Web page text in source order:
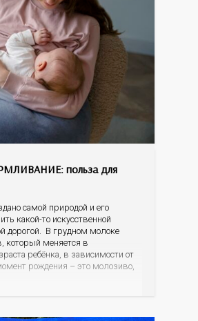
польза для
самой природой и его
какой-то искусственной
дорогой. В грудном молоке
который меняется в
ребёнка, в зависимости от
рождения – это молозиво,